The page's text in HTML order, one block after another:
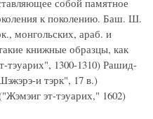
собой памятное
к поколению. Баш. Ш.
монгольских, араб. и
книжные образцы, как
тэуарих", 1300-1310) Рашид-
и тэрк", 17 в.)
эт-тэуарих," 1602)